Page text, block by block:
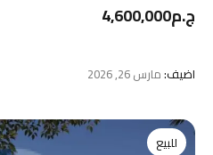
ج.م4,600,000
اضيف:مارس 26, 2026
للبيع